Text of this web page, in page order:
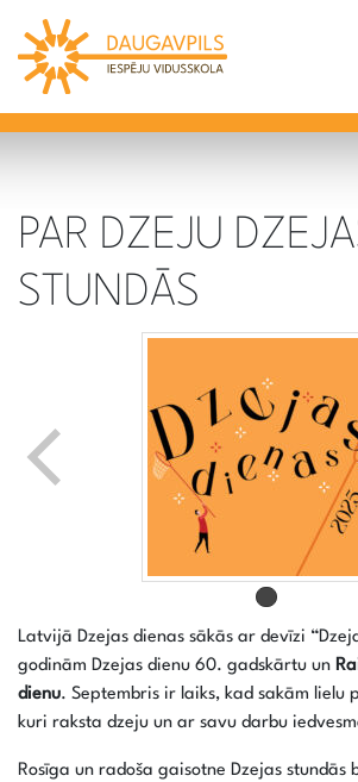
PAR DZEJU
STUNDĀS
Latvijā Dzejas dienas sākās ar devīzi
godinām Dzejas dienu 60. gadskārtu un
dienu. Septembris ir laiks, kad sakām lielu
kuri raksta dzeju un ar savu darbu
Rosīga un radoša gaisotne Dzejas stundās